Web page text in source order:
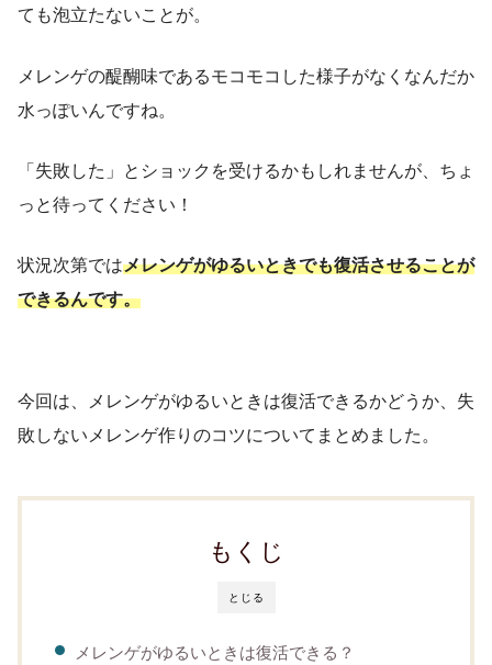
ても泡立たないことが。
メレンゲの醍醐味であるモコモコした様子がなくなんだか
水っぽいんですね。
「失敗した」とショックを受けるかもしれませんが、ちょ
っと待ってください！
状況次第ではメレンゲがゆるいときでも復活させることが
できるんです。
今回は、メレンゲがゆるいときは復活できるかどうか、失
敗しないメレンゲ作りのコツについてまとめました。
とじる
もくじ
メレンゲがゆるいときは復活できる？